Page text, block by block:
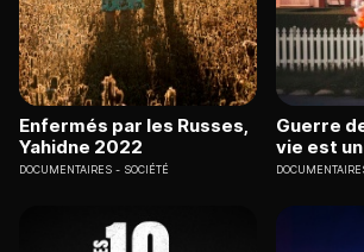
Enfermés par les Russes,
Yahidne 2022
DOCUMENTAIRES SOCIÉTÉ
Guerre
vie est